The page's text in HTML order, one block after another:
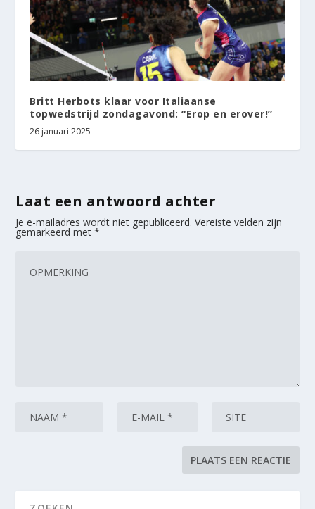
Britt Herbots klaar voor Italiaanse
topwedstrijd zondagavond: “Erop en erover!”
26 januari 2025
Laat een antwoord achter
Je e-mailadres wordt niet gepubliceerd. Vereiste velden zijn
gemarkeerd met*